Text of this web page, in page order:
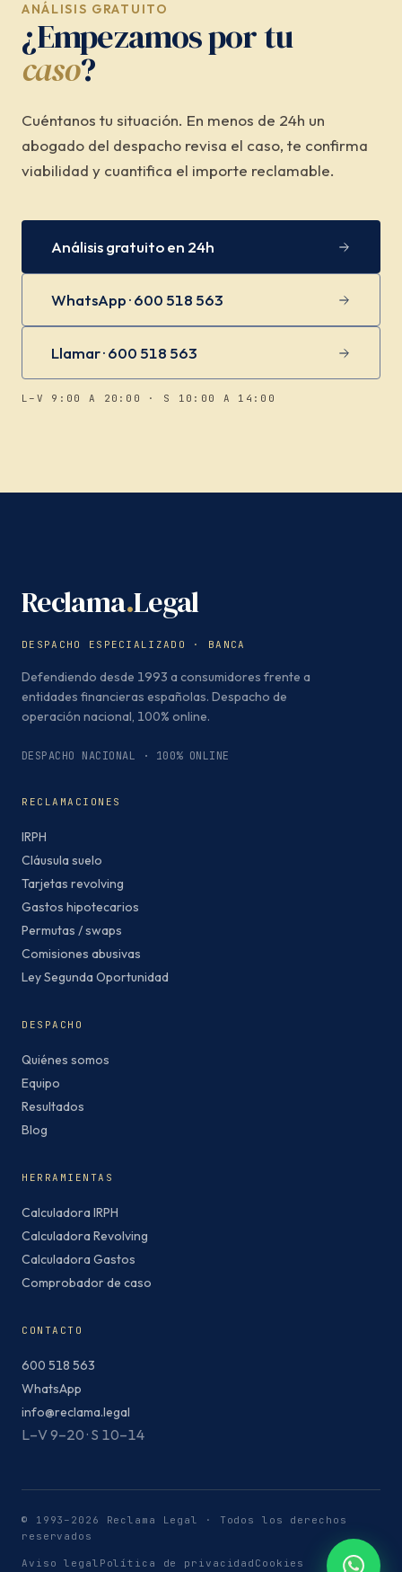
ANÁLISIS GRATUITO
¿Empezamos por tu
caso?
Cuéntanos tu situación. En menos de 24h un
abogado del despacho revisa el caso, te confirma
viabilidad y cuantifica el importe reclamable.
Análisis gratuito en 24h
WhatsApp · 600 518 563
Llamar · 600 518 563
L–V 9:00 A 20:00 · S 10:00 A 14:00
Reclama.Legal
DESPACHO ESPECIALIZADO · BANCA
Defendiendo desde 1993 a consumidores frente a
entidades financieras españolas. Despacho de
operación nacional, 100% online.
DESPACHO NACIONAL · 100% ONLINE
RECLAMACIONES
IRPH
Cláusula suelo
Tarjetas revolving
Gastos hipotecarios
Permutas / swaps
Comisiones abusivas
Ley Segunda Oportunidad
DESPACHO
Quiénes somos
Equipo
Resultados
Blog
HERRAMIENTAS
Calculadora IRPH
Calculadora Revolving
Calculadora Gastos
Comprobador de caso
CONTACTO
600 518 563
WhatsApp
info@reclama.legal
L–V 9–20 · S 10–14
© 1993–2026 Reclama Legal · Todos los derechos
reservados
Aviso legal Política de privacidad Cookies